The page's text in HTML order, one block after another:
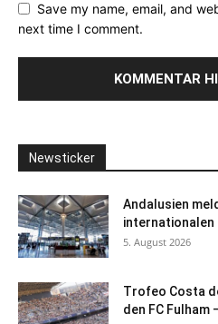
Save my name, email, and
next time I comment.
Newsticker
Andalusien
internationalen
5. August 2026
Trofeo Costa
den FC Fulham